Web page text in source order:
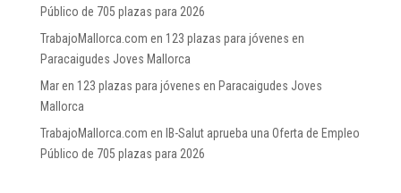
Público de 705 plazas para 2026
TrabajoMallorca.com en 123 plazas para jóvenes en
Paracaigudes Joves Mallorca
Maren 123 plazas para jóvenes en Paracaigudes Joves
Mallorca
TrabajoMallorca.com en IB-Salut aprueba una Oferta de Empleo
Público de 705 plazas para 2026